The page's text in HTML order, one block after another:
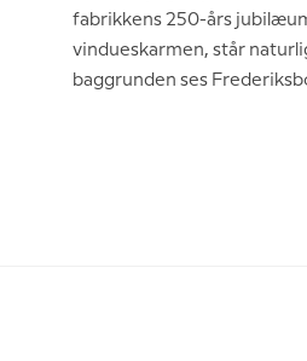
fabrikkens 250-års
vindueskarmen, står
baggrunden ses